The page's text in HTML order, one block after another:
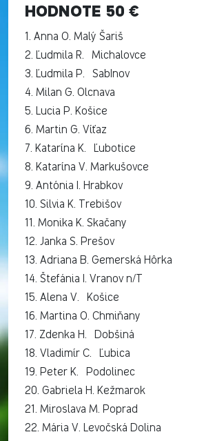
HODNOTE 50 €
1. Anna O. Malý Šariš
2. Ľudmila R. Michalovce
3. Ľudmila P. SabInov
4. Milan G. Olcnava
5. Lucia P. Košice
6. Martin G. Víťaz
7. Katarína K. Ľubotice
8. Katarína V. Markušovce
9. Antónia I. Hrabkov
10. Silvia K. Trebišov
11. Monika K. Skačany
12. Janka S. Prešov
13. Adriana B. Gemerská Hôrka
14. Štefánia I. Vranov n/T
15. Alena V. Košice
16. Martina O. Chmiňany
17. Zdenka H. Dobšiná
18. Vladimír C. Ľubica
19. Peter K. Podolinec
20. Gabriela H. Kežmarok
21. Miroslava M. Poprad
22. Mária V. Levočská Dolina